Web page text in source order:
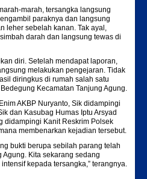
marah, tersangka langsung
paraknya dan langsung
leher sebelah kanan. Tak ayal,
darah dan langsung tewas di
diri. Setelah mendapat laporan,
melakukan pengejaran. Tidak
diringkus di rumah salah satu
Kecamatan Tanjung Agung.
AKBP Nuryanto, Sik didampingi
dan Kasubag Humas Iptu Arsyad
didampingi Kanit Reskrim Polsek
membenarkan kejadian tersebut.
bukti berupa sebilah parang telah
Kita sekarang sedang
kepada tersangka,” terangnya.